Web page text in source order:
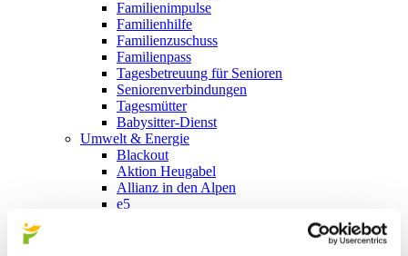
Familienimpulse
Familienhilfe
Familienzuschuss
Familienpass
Tagesbetreuung für Senioren
Seniorenverbindungen
Tagesmütter
Babysitter-Dienst
Umwelt & Energie
Blackout
Aktion Heugabel
Allianz in den Alpen
e5